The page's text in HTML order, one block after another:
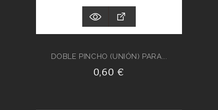
DOBLE PINCHO (UNIÓN) PARA...
0,60 €